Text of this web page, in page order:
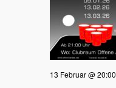
13 Februar @ 20:00